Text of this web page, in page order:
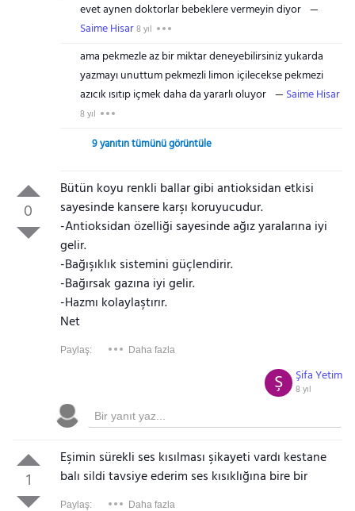
evet aynen doktorlar bebeklere vermeyin diyor
Saime Hisar8 yıl
ama pekmezle az bir miktar deneyebilirsiniz yukarda
yazmayı unuttum pekmezli limon içilecekse pekmezi
azıcık ısıtıp içmek daha da yararlı oluyor
Saime Hisar
8 yıl
9 yanıtın tümünü görüntüle
0
Bütün koyu renkli ballar gibi antioksidan etkisi
sayesinde kansere karşı koruyucudur.
-Antioksidan özelliği sayesinde ağız yaralarına iyi
gelir.
-Bağışıklık sistemini güçlendirir.
-Bağırsak gazına iyi gelir.
-Hazmı kolaylaştırır.
Net
Paylaş: Daha fazla
Şifa Yetim
8 yıl
Ş
1
Eşimin sürekli ses kısılması şikayeti vardı kestane
balı sildi tavsiye ederim ses kısıklığına bire bir
Paylaş: Daha fazla